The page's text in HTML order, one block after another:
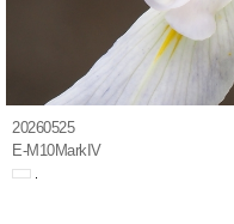
20260525
E-M10MarkIV